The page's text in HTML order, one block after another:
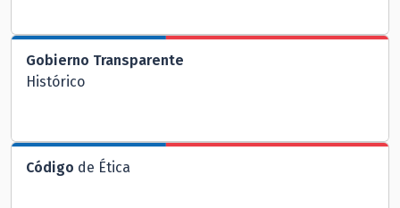
Gobierno Transparente
Histórico
Código de Ética